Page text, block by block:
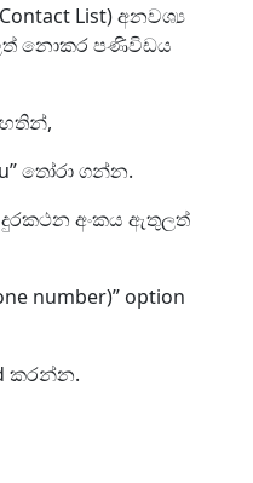
List) අනවශ්‍ය
නොකර පණිවිඩය
තෝරා ගන්න.
අංකය ඇතුලත්
number)” option
කරන්න.